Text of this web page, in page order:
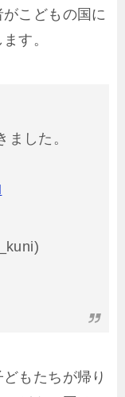
こどもの国に
す。
した。
もたちが帰り